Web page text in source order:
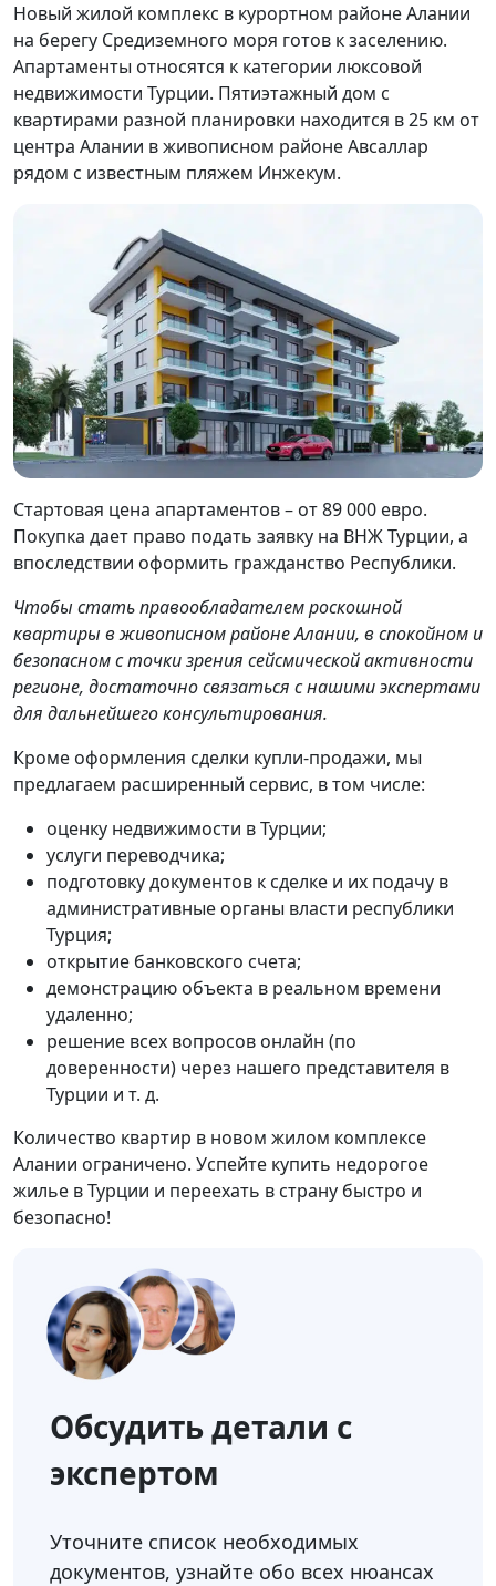
Новый жилой комплекс в курортном районе Алании
на берегу Средиземного моря готов к заселению.
Апартаменты относятся к категории люксовой
недвижимости Турции. Пятиэтажный дом с
квартирами разной планировки находится в 25 км от
центра Алании в живописном районе Авсаллар
рядом с известным пляжем Инжекум.
Стартовая цена апартаментов – от 89 000 евро.
Покупка дает право подать заявку на ВНЖ Турции, а
впоследствии оформить гражданство Республики.
Чтобы стать правообладателем роскошной
квартиры в живописном районе Алании, в спокойном и
безопасном с точки зрения сейсмической активности
регионе, достаточно связаться с нашими экспертами
для дальнейшего консультирования.
Кроме оформления сделки купли-продажи, мы
предлагаем расширенный сервис, в том числе:
оценку недвижимости в Турции;
услуги переводчика;
подготовку документов к сделке и их подачу в
административные органы власти республики
Турция;
открытие банковского счета;
демонстрацию объекта в реальном времени
удаленно;
решение всех вопросов онлайн (по
доверенности) через нашего представителя в
Турции и т. д.
Количество квартир в новом жилом комплексе
Алании ограничено. Успейте купить недорогое
жилье в Турции и переехать в страну быстро и
безопасно!
Обсудить детали с
экспертом
Уточните список необходимых
документов, узнайте обо всех нюансах